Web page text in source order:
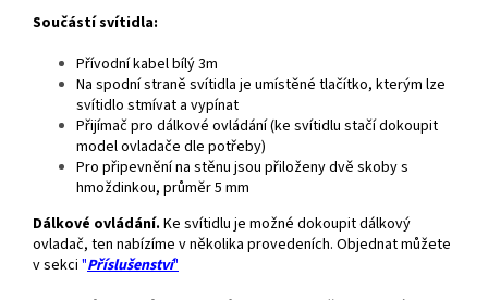
Součástí svítidla:
Přívodní kabel bílý 3m
Na spodní straně svítidla je umístěné tlačítko, kterým lze
svítidlo stmívat a vypínat
Přijímač pro dálkové ovládání (ke svítidlu stačí dokoupit
model ovladače dle potřeby)
Pro připevnění na stěnu jsou přiloženy dvě skoby s
hmoždinkou, průměr 5 mm
Dálkové ovládání. Ke svítidlu je možné dokoupit dálkový
ovladač, ten nabízíme v několika provedeních. Objednat můžete
v sekci "Příslušenství"